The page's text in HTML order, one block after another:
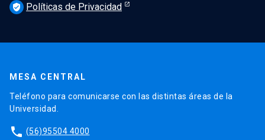
verified_user Políticas de Privacidad
MESA CENTRAL
Teléfono para comunicarse con las distintas áreas de la
Universidad.
phone (56)95504 4000